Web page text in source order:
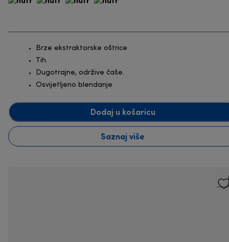
Brze ekstraktorske oštrice
Tih.
Dugotrajne, održive čaše.
Osvijetljeno blendanje
Dodaj u košaricu
Saznaj više